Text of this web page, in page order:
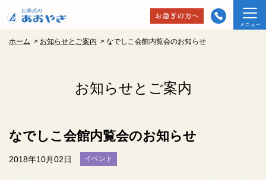
ホーム > お知らせとご案内 > なでしこ会館内覧会のお知らせ
お知らせとご案内
なでしこ会館内覧会のお知らせ
2018年10月02日 イベント